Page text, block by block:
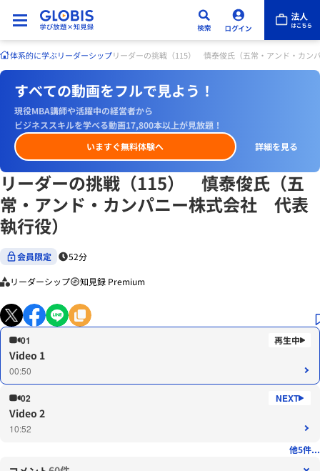
体系的に学ぶリーダーシップリーダーの挑戦（115） 慎泰俊氏（五常・アンド・カ
すべての動画をフルで見よう！
現役MBA講師や活躍中の経営者から
ビジネススキルを学べる動画17,800本以上が見放題！
いますぐ無料体験へ
詳細を見る
リーダーの挑戦（115） 慎泰俊氏（五
常・アンド・カンパニー株式会社 代表
執行役）
会員限定 52分
リーダーシップ 知見録 Premium
01
Video 1
00:50
02
Video 2
10:52
他5件...